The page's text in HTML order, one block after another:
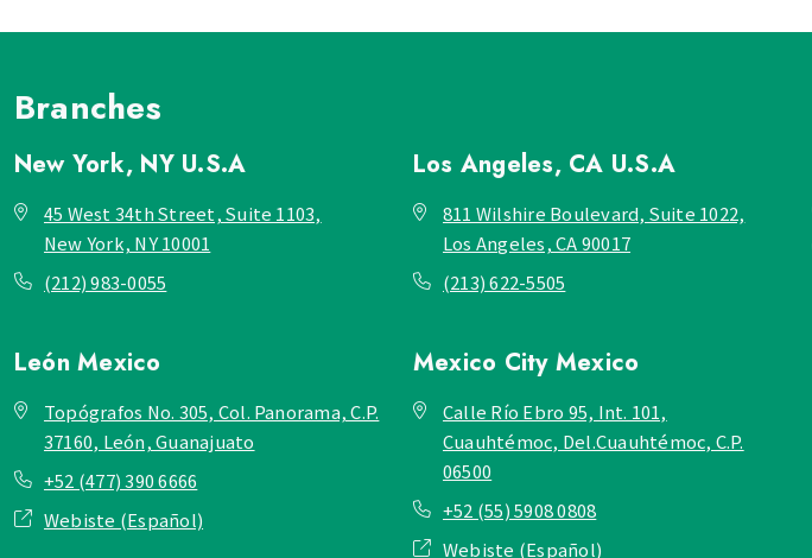
Branches
New York, NY U.S.A
45 West 34th Street, Suite 1103,
New York, NY 10001
(212) 983-0055
Los Angeles, CA U.S.A
811 Wilshire Boulevard, Suite 1022,
Los Angeles, CA 90017
(213) 622-5505
LeónMexico
Topógrafos No. 305, Col. Panorama, C.P.
37160, León, Guanajuato
+52 (477) 390 6666
Webiste (Español)
Mexico City Mexico
Calle Río Ebro 95, Int. 101,
Cuauhtémoc, Del.Cuauhtémoc, C.P.
06500
+52 (55) 5908 0808
Webiste (Español)